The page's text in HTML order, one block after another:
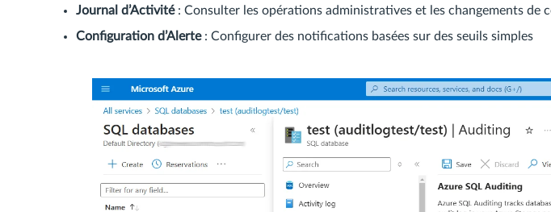
Journal d’Activité: Consulter les opérations administratives et les changements de
Configuration d’Alerte: Configurer des notifications basées sur des seuils simples